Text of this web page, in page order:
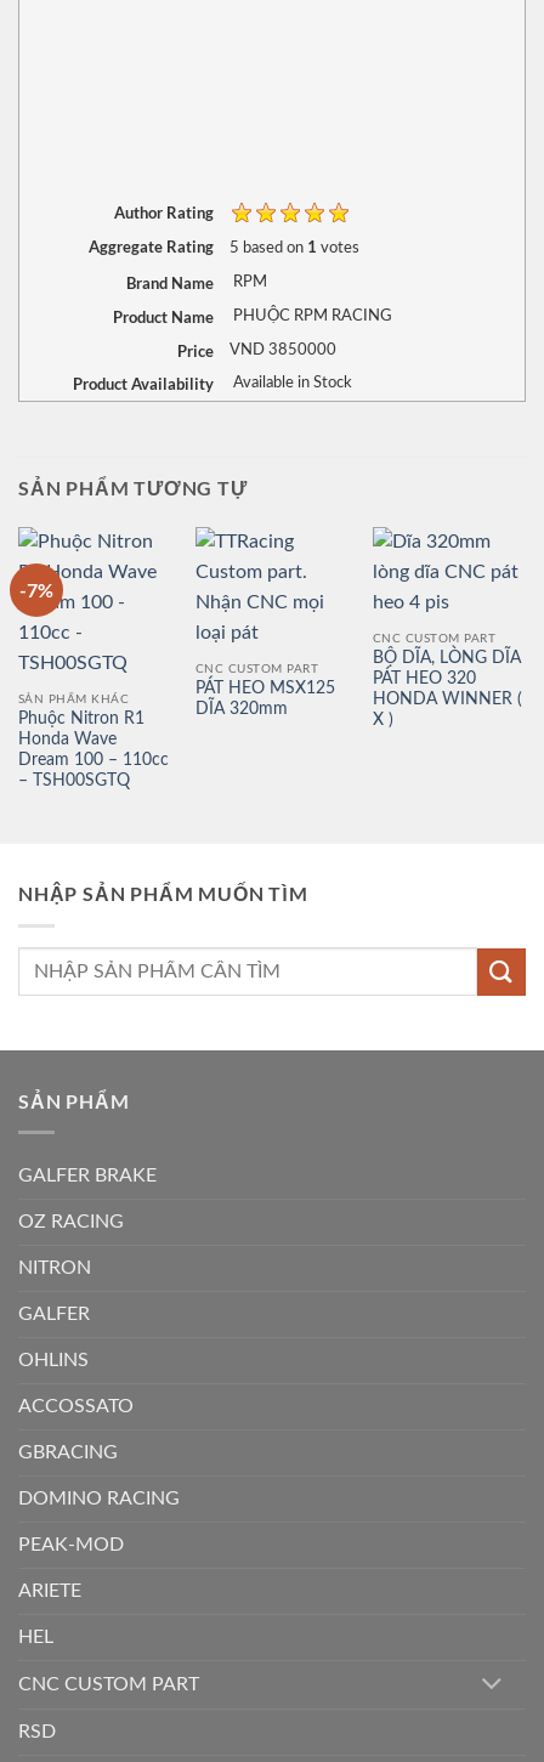
Author Rating
Aggregate Rating
5 based on 1 votes
Brand Name RPM
Product Name PHUỘC RPM RACING
Price VND3850000
Product Availability Available in Stock
SẢN PHẨM TƯƠNG TỰ
-7%
SẢN PHẨM KHÁC
Phuộc Nitron R1
Honda Wave
Dream 100 – 110cc
– TSH00SGTQ
CNC CUSTOM PART
PÁT HEO MSX125
DĨA 320mm
CNC CUSTOM PART
BỘ DĨA, LÒNG DĨA
PÁT HEO 320
HONDA WINNER (
X )
NHẬP SẢN PHẨM MUỐN TÌM
Tìm
SẢN PHẨM
GALFER BRAKE
OZ RACING
NITRON
GALFER
OHLINS
ACCOSSATO
GBRACING
DOMINO RACING
PEAK-MOD
ARIETE
HEL
CNC CUSTOM PART
RSD